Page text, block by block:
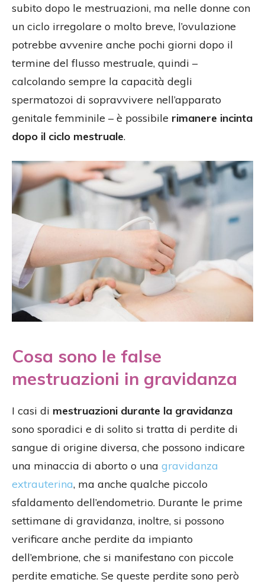
subito dopo le mestruazioni, ma nelle donne con
un ciclo irregolare o molto breve, l’ovulazione
potrebbe avvenire anche pochi giorni dopo il
termine del flusso mestruale, quindi –
calcolando sempre la capacità degli
spermatozoi di sopravvivere nell’apparato
genitale femminile – è possibile rimanere incinta
dopo il ciclo mestruale.
Cosa sono le false
mestruazioni in gravidanza
I casi di mestruazioni durante la gravidanza
sono sporadici e di solito si tratta di perdite di
sangue di origine diversa, che possono indicare
una minaccia di aborto o una gravidanza
extrauterina, ma anche qualche piccolo
sfaldamento dell’endometrio. Durante le prime
settimane di gravidanza, inoltre, si possono
verificare anche perdite da impianto
dell’embrione, che si manifestano con piccole
perdite ematiche. Se queste perdite sono però